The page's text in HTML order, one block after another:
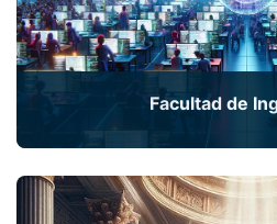
Facultad de
¡Conviértete en un